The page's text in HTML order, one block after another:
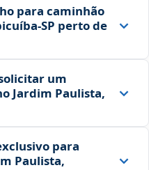
para caminhão
perto de
um
Jardim Paulista,
para
Paulista,